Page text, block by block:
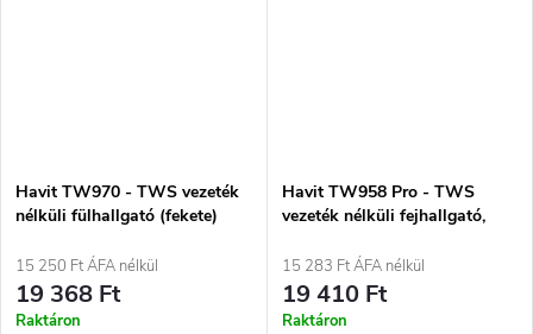
Havit TW970 - TWS vezeték
nélküli fülhallgató (fekete)
15 250 Ft ÁFA nélkül
19 368 Ft
Raktáron
Havit TW958 Pro - TWS
vezeték nélküli fejhallgató,
15 283 Ft ÁFA nélkül
19 410 Ft
Raktáron